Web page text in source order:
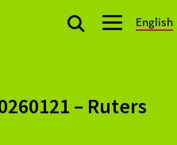
English
– Ruters